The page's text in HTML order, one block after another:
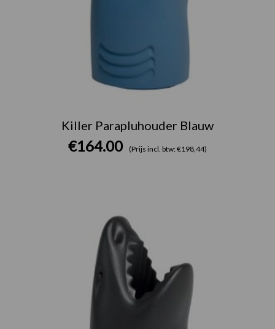
Killer Parapluhouder Blauw
€164.00 (Prijs incl. btw: €198,44)